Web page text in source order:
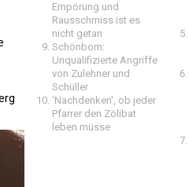
Empörung und
Rausschmiss ist es
nicht getan
Schönborn:
Unqualifizierte Angriffe
von Zulehner und
Schüller
'Nachdenken', ob jeder
Pfarrer den Zölibat
leben müsse